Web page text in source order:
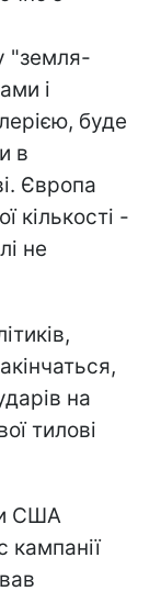
"земля-
і
буде
в
Європа
кількості -
не
на
тилові
США
кампанії